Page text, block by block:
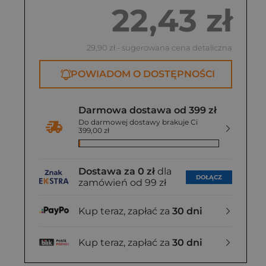
22,43 zł
29,90 zł - sugerowana cena detaliczna
POWIADOM O DOSTĘPNOŚCI
Darmowa dostawa od 399 zł
Do darmowej dostawy brakuje Ci
399,00 zł
Dostawa za 0 zł dla
zamówień od 99 zł
DOŁĄCZ
Kup teraz, zapłać za 30 dni
Kup teraz, zapłać za 30 dni